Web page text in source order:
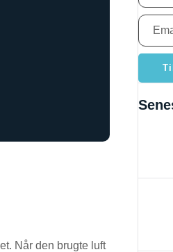
Når den brugte luft